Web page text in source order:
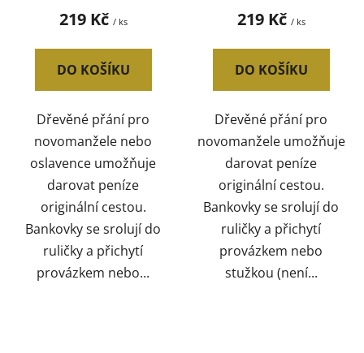
219 Kč / ks
DO KOŠÍKU
Dřevěné přání pro
novomanžele nebo
oslavence umožňuje
darovat peníze
originální cestou.
Bankovky se srolují do
ruličky a přichytí
provázkem nebo...
219 Kč / ks
DO KOŠÍKU
Dřevěné přání pro
novomanžele umožňuje
darovat peníze
originální cestou.
Bankovky se srolují do
ruličky a přichytí
provázkem nebo
stužkou (není...